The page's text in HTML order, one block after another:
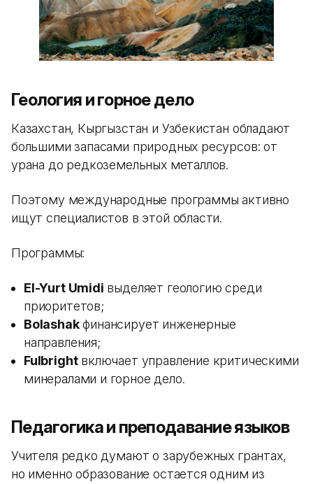
Геология и горное дело
Казахстан, Кыргызстан и Узбекистан обладают
большими запасами природных ресурсов: от
урана до редкоземельных металлов.
Поэтому международные программы активно
ищут специалистов в этой области.
Программы:
El-Yurt Umidi выделяет геологию среди
приоритетов;
Bolashakфинансирует инженерные
направления;
Fulbrightвключает управление критическими
минералами и горное дело.
Педагогика и преподавание языков
Учителя редко думают о зарубежных грантах,
но именно образование остается одним из